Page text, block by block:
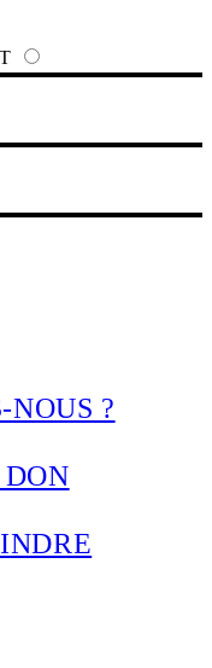
NOUS ?